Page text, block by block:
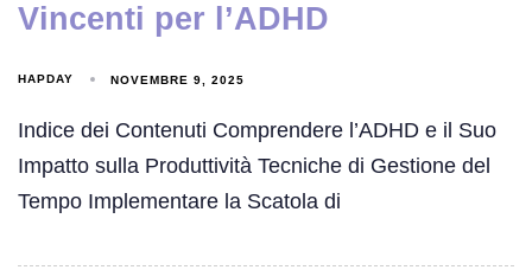
Vincenti per l’ADHD
HAPDAY NOVEMBRE 9, 2025
Indice dei Contenuti Comprendere l’ADHD e il Suo
Impatto sulla Produttività Tecniche di Gestione del
Tempo Implementare la Scatola di